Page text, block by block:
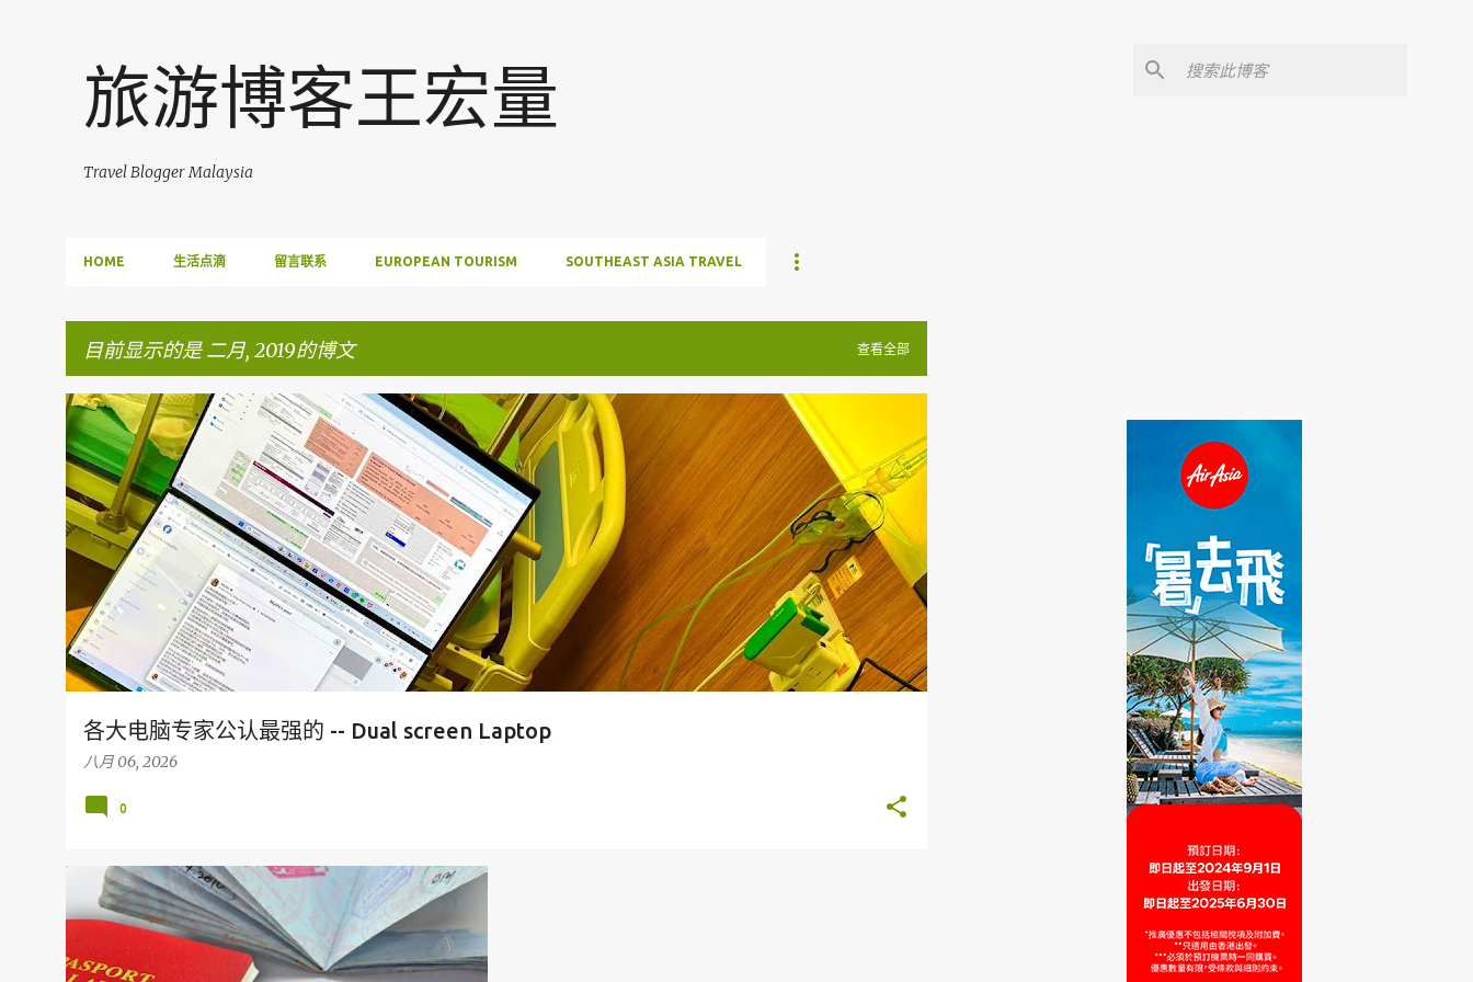
旅游博客王宏量
Travel Blogger Malaysia
HOME 生活点滴 留言联系 EUROPEAN TOURISM SOUTHEAST ASIA TRAVEL
目前显示的是 二月, 2019的博文 查看全部
博
文
各大电脑专家公认最强的 -- Dual screen Laptop
八月 06, 2026
FACEBOOK POST
0
旅游保险